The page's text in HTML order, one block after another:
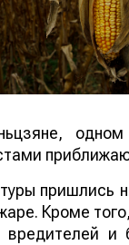
пришлись
Кроме
вредителей